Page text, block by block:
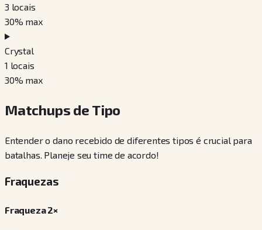
3 locais
30% max
Crystal
1 locais
30% max
Matchups de Tipo
Entender o dano recebido de diferentes tipos é crucial para
batalhas. Planeje seu time de acordo!
Fraquezas
Fraqueza 2×